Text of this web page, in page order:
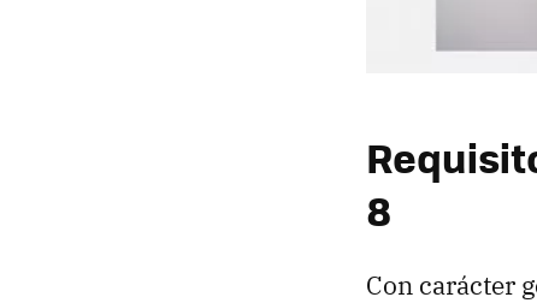
8
Con carácter